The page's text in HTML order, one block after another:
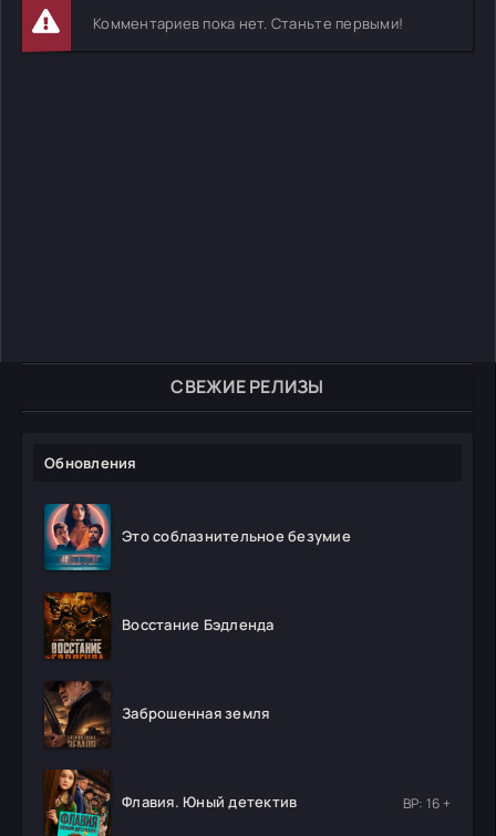
СВЕЖИЕ РЕЛИЗЫ
Обновления
Это соблазнительное безумие
Восстание Бэдленда
Заброшенная земля
Флавия. Юный детектив ВР: 16 +
Комментариев пока нет. Станьте первыми!